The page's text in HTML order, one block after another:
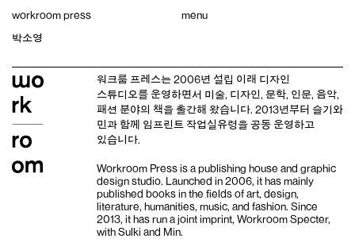
content
workroom press menu
박소영
워크룸 프레스는 2006년 설립 이래 디자인
스튜디오를 운영하면서 미술, 디자인, 문학, 인문, 음악,
패션 분야의 책을 출간해 왔습니다. 2013년부터 슬기와
민과 함께 임프린트 작업실유령을 공동 운영하고
있습니다.
Workroom Press is a publishing house and graphic
design studio. Launched in 2006, it has mainly
published books in the fields of art, design,
literature, humanities, music, and fashion. Since
2013, it has run a joint imprint, Workroom Specter,
with Sulki and Min.